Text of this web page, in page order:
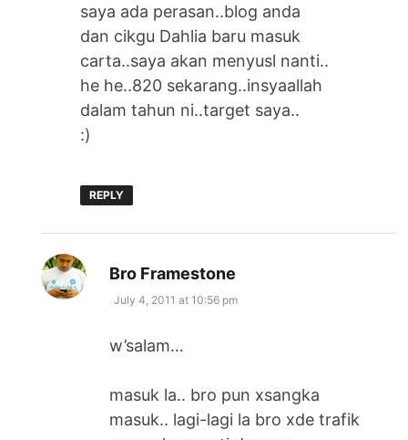
saya ada perasan..blog anda
dan cikgu Dahlia baru masuk
carta..saya akan menyusl nanti..
he he..820 sekarang..insyaallah
dalam tahun ni..target saya..
:)
REPLY
Bro Framestone
July 4, 2011 at 10:56 pm
w’salam…
masuk la.. bro pun xsangka
masuk.. lagi-lagi la bro xde trafik